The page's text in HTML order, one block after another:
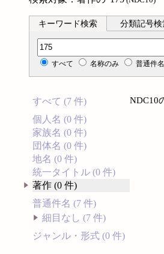
キーワード検索 分類記号検
分類記号検索
すべて 名称のみ 普通件
すべて (7 件)
個人名 (0 件)
家族名 (0 件)
団体名 (0 件)
地名 (0 件)
統一タイトル (0 件)
著作 (0 件)
普通件名 (7 件)
細目なし (7 件)
ジャンル・形式 (0 件)
NDC10